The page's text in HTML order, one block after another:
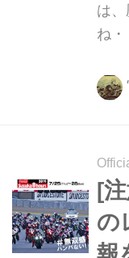
は
ね
チー
す。
[
の